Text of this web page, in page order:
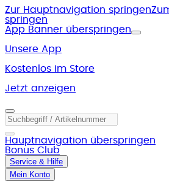
Zur Hauptnavigation springen
springen
App Banner überspringen
Unsere App
Kostenlos im Store
Jetzt anzeigen
Hauptnavigation überspringen
Bonus Club
Service & Hilfe
Mein Konto